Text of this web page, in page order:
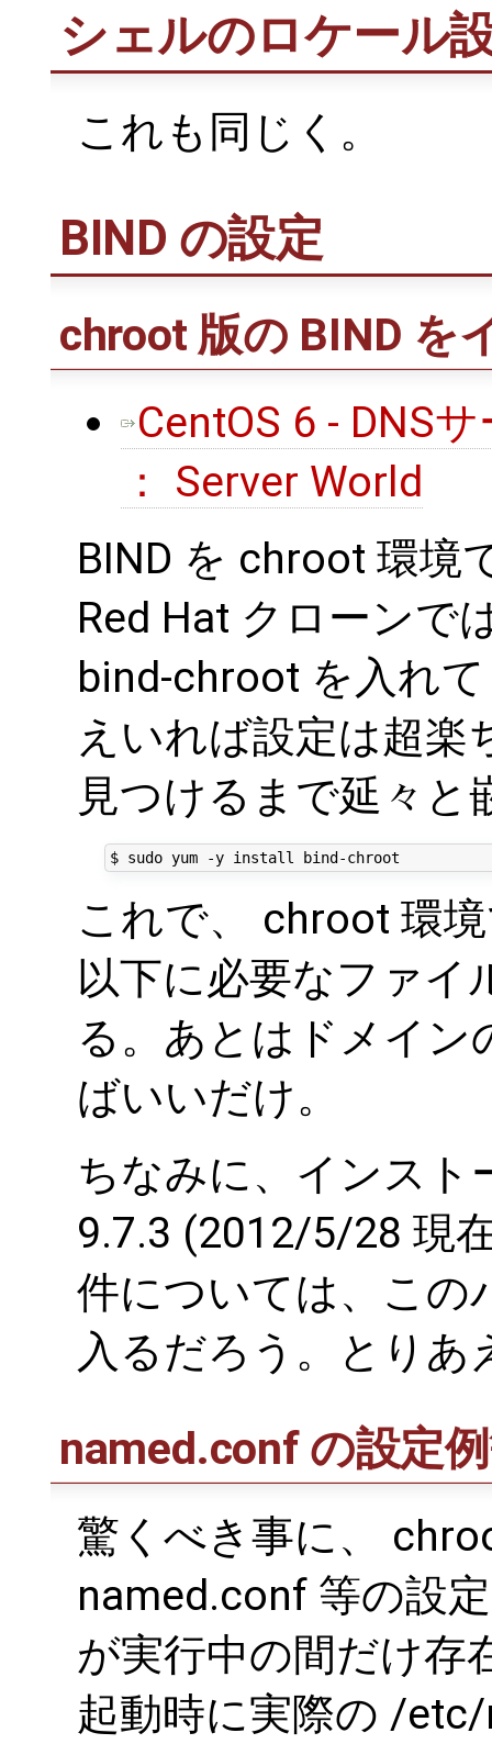
シェルのロケール
これも同じく。
BIND の設定
chroot 版の BIND を
CentOS 6 - DNS
： Server World
BIND を chroot 環境
Red Hat クローンで
bind-chroot を入れ
えいれば設定は超
見つけるまで延々
これで、 chroot 環
以下に必要なファイ
る。あとはドメイン
ばいいだけ。
ちなみに、インスト
9.7.3 (2012/5/28 現
件については、この
入るだろう。とりあ
named.conf の設定
驚くべき事に、
named.conf 等の設
が実行中の間だけ存
起動時に実際の /